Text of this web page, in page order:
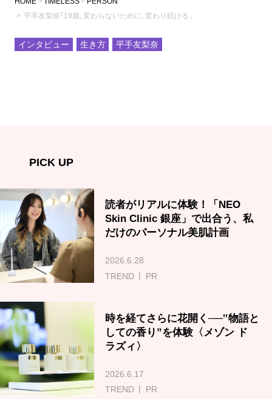
平手友梨奈｢19歳｡変わらないために､変わり続ける」
インタビュー 生き方 平手友梨奈
PICK UP
読者がリアルに体験！「NEO
Skin Clinic 銀座」で出合う、私
だけのパーソナル美肌計画
2026.6.28
TREND
PR
時を経てさらに花開く──‟物語と
しての香り”を体験〈メゾン ド
ラズィ〉
2026.6.17
TREND
PR